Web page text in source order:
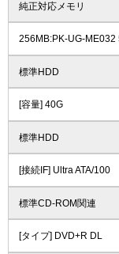
純正対応メモリ
256MB:PK-UG-
標準HDD
[容量] 40G
標準HDD
[接続IF] Ultra ATA/100
標準CD-ROM関連
[タイプ] DVD+R DL